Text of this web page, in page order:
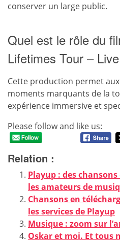
conserver un large public.
Quel est le rôle du
Lifetimes Tour –
Cette production permet
moments marquants de la
expérience immersive et
Please follow and like us:
Relation :
Playup : des
les amateurs de
Chansons en
les services de Playup
Musique : zoom sur
Oskar et moi. Et tous